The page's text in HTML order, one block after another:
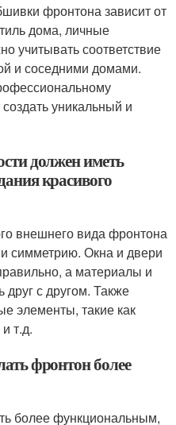
фронтона зависит от
дома, личные
учитывать соответствие
и соседними домами.
уникальный и
должен иметь
красивого
внешнего вида фронтона
симметрию. Окна и двери
а материалы и
с другом. Также
элементы, такие как
т.д.
фронтон более
более функциональным,